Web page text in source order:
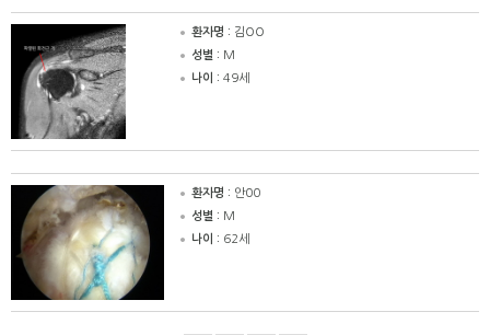
환자명 : 김OO
성별 : M
나이 : 49세
환자명 : 안00
성별 : M
나이 : 62세